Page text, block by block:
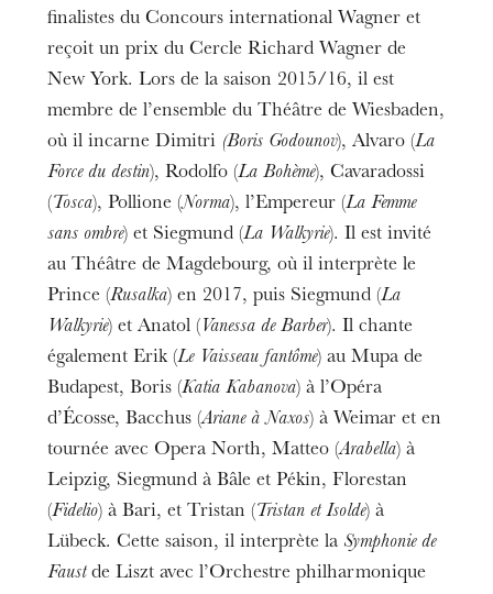
finalistes du Concours international Wagner et
reçoit un prix du Cercle Richard Wagner de
New York. Lors de la saison 2015/16, il est
membre de l’ensemble du Théâtre de Wiesbaden,
où il incarne Dimitri (Boris Godounov), Alvaro (La
Force du destin), Rodolfo (La Bohème), Cavaradossi
(Tosca), Pollione (Norma), l’Empereur (La Femme
sans ombre) et Siegmund (La Walkyrie). Il est invité
au Théâtre de Magdebourg, où il interprète le
Prince (Rusalka) en 2017, puis Siegmund (La
Walkyrie) et Anatol ( Vanessa de Barber). Il chante
également Erik (Le Vaisseau fantôme) au Mupa de
Budapest, Boris (Katia Kabanova) à l’Opéra
d’Écosse, Bacchus (Ariane à Naxos) à Weimar et en
tournée avec Opera North, Matteo (Arabella) à
Leipzig, Siegmund à Bâle et Pékin, Florestan
(Fidelio) à Bari, et Tristan (Tristan et Isolde) à
Lübeck. Cette saison, il interprète la Symphonie de
Faustde Liszt avec l’Orchestre philharmonique